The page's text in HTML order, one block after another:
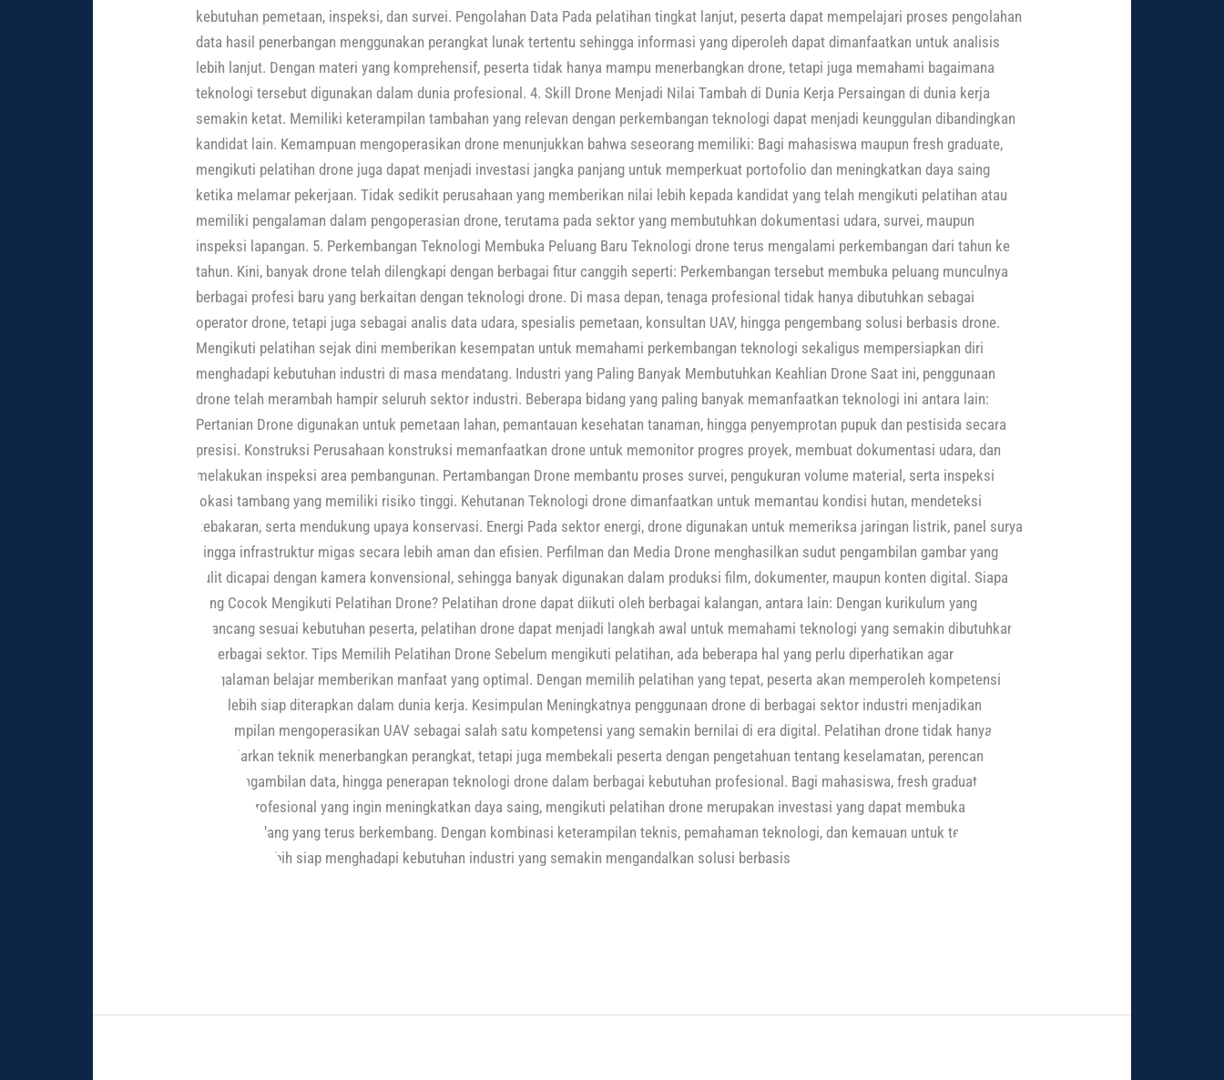
kebutuhan pemetaan, inspeksi, dan survei. Pengolahan Data Pada pelatihan tingkat lanjut, peserta dapat mempelajari proses pengolahan
data hasil penerbangan menggunakan perangkat lunak tertentu sehingga informasi yang diperoleh dapat dimanfaatkan untuk analisis
lebih lanjut. Dengan materi yang komprehensif, peserta tidak hanya mampu menerbangkan drone, tetapi juga memahami bagaimana
teknologi tersebut digunakan dalam dunia profesional. 4. Skill Drone Menjadi Nilai Tambah di Dunia Kerja Persaingan di dunia kerja
semakin ketat. Memiliki keterampilan tambahan yang relevan dengan perkembangan teknologi dapat menjadi keunggulan dibandingkan
kandidat lain. Kemampuan mengoperasikan drone menunjukkan bahwa seseorang memiliki: Bagi mahasiswa maupun fresh graduate,
mengikuti pelatihan drone juga dapat menjadi investasi jangka panjang untuk memperkuat portofolio dan meningkatkan daya saing
ketika melamar pekerjaan. Tidak sedikit perusahaan yang memberikan nilai lebih kepada kandidat yang telah mengikuti pelatihan atau
memiliki pengalaman dalam pengoperasian drone, terutama pada sektor yang membutuhkan dokumentasi udara, survei, maupun
inspeksi lapangan. 5. Perkembangan Teknologi Membuka Peluang Baru Teknologi drone terus mengalami perkembangan dari tahun ke
tahun. Kini, banyak drone telah dilengkapi dengan berbagai fitur canggih seperti: Perkembangan tersebut membuka peluang munculnya
berbagai profesi baru yang berkaitan dengan teknologi drone. Di masa depan, tenaga profesional tidak hanya dibutuhkan sebagai
operator drone, tetapi juga sebagai analis data udara, spesialis pemetaan, konsultan UAV, hingga pengembang solusi berbasis drone.
Mengikuti pelatihan sejak dini memberikan kesempatan untuk memahami perkembangan teknologi sekaligus mempersiapkan diri
menghadapi kebutuhan industri di masa mendatang. Industri yang Paling Banyak Membutuhkan Keahlian Drone Saat ini, penggunaan
drone telah merambah hampir seluruh sektor industri. Beberapa bidang yang paling banyak memanfaatkan teknologi ini antara lain:
Pertanian Drone digunakan untuk pemetaan lahan, pemantauan kesehatan tanaman, hingga penyemprotan pupuk dan pestisida secara
presisi. Konstruksi Perusahaan konstruksi memanfaatkan drone untuk memonitor progres proyek, membuat dokumentasi udara, dan
melakukan inspeksi area pembangunan. Pertambangan Drone membantu proses survei, pengukuran volume material, serta inspeksi
lokasi tambang yang memiliki risiko tinggi. Kehutanan Teknologi drone dimanfaatkan untuk memantau kondisi hutan, mendeteksi
kebakaran, serta mendukung upaya konservasi. Energi Pada sektor energi, drone digunakan untuk memeriksa jaringan listrik, panel surya,
hingga infrastruktur migas secara lebih aman dan efisien. Perfilman dan Media Drone menghasilkan sudut pengambilan gambar yang
sulit dicapai dengan kamera konvensional, sehingga banyak digunakan dalam produksi film, dokumenter, maupun konten digital. Siapa
yang Cocok Mengikuti Pelatihan Drone? Pelatihan drone dapat diikuti oleh berbagai kalangan, antara lain: Dengan kurikulum yang
dirancang sesuai kebutuhan peserta, pelatihan drone dapat menjadi langkah awal untuk memahami teknologi yang semakin dibutuhkan
di berbagai sektor. Tips Memilih Pelatihan Drone Sebelum mengikuti pelatihan, ada beberapa hal yang perlu diperhatikan agar
pengalaman belajar memberikan manfaat yang optimal. Dengan memilih pelatihan yang tepat, peserta akan memperoleh kompetensi
yang lebih siap diterapkan dalam dunia kerja. Kesimpulan Meningkatnya penggunaan drone di berbagai sektor industri menjadikan
keterampilan mengoperasikan UAV sebagai salah satu kompetensi yang semakin bernilai di era digital. Pelatihan drone tidak hanya
mengajarkan teknik menerbangkan perangkat, tetapi juga membekali peserta dengan pengetahuan tentang keselamatan, perencanaan
misi, pengambilan data, hingga penerapan teknologi drone dalam berbagai kebutuhan profesional. Bagi mahasiswa, fresh graduate,
maupun profesional yang ingin meningkatkan daya saing, mengikuti pelatihan drone merupakan investasi yang dapat membuka peluang
karier di bidang yang terus berkembang. Dengan kombinasi keterampilan teknis, pemahaman teknologi, dan kemauan untuk terus belajar,
Anda akan lebih siap menghadapi kebutuhan industri yang semakin mengandalkan solusi berbasis